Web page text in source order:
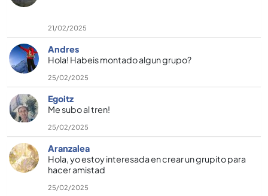
21/02/2025
Andres
Hola! Habeis montado algun grupo?
25/02/2025
Egoitz
Me subo al tren!
25/02/2025
Aranzalea
Hola, yo estoy interesada en crear un grupito para
hacer amistad
25/02/2025